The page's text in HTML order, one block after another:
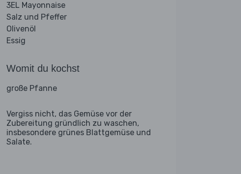
3EL Mayonnaise
Salz und Pfeffer
Olivenöl
Essig
Womit du kochst
große Pfanne
Vergiss nicht, das Gemüse vor der
Zubereitung gründlich zu waschen,
insbesondere grünes Blattgemüse und
Salate.